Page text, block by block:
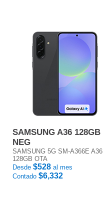
SAMSUNG A36 128GB
NEG
SAMSUNG 5G SM-A366E A36
128GB OTA
Desde $528 al mes
Contado $6,332